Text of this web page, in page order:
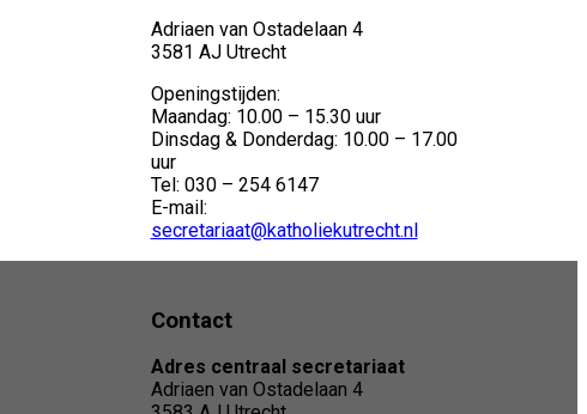
Adriaen van Ostadelaan 4
3581 AJ Utrecht
Openingstijden:
Maandag: 10.00 – 15.30 uur
Dinsdag & Donderdag: 10.00 – 17.00
uur
Tel: 030 – 254 6147
E-mail:
secretariaat@katholiekutrecht.nl
Contact
Adres centraal secretariaat
Adriaen van Ostadelaan 4